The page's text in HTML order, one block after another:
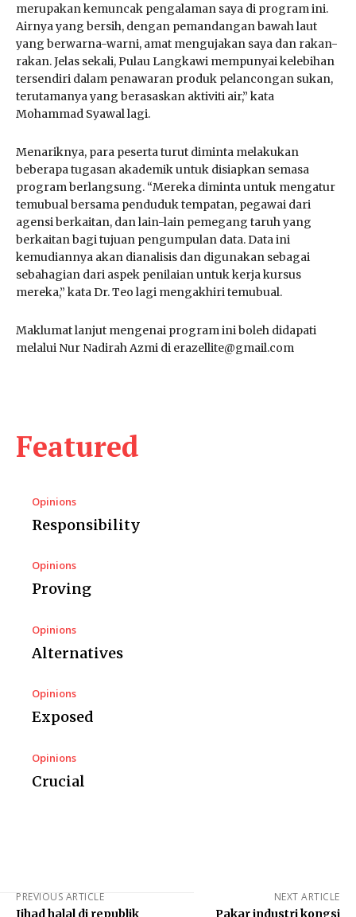
Featured
Opinions
Responsibility
Opinions
Proving
Opinions
Alternatives
Opinions
Exposed
Opinions
Crucial
merupakan kemuncak pengalaman saya di program ini.
Airnya yang bersih, dengan pemandangan bawah laut
yang berwarna-warni, amat mengujakan saya dan rakan-
rakan. Jelas sekali, Pulau Langkawi mempunyai kelebihan
tersendiri dalam penawaran produk pelancongan sukan,
terutamanya yang berasaskan aktiviti air,” kata
Mohammad Syawal lagi.
Menariknya, para peserta turut diminta melakukan
beberapa tugasan akademik untuk disiapkan semasa
program berlangsung. “Mereka diminta untuk mengatur
temubual bersama penduduk tempatan, pegawai dari
agensi berkaitan, dan lain-lain pemegang taruh yang
berkaitan bagi tujuan pengumpulan data. Data ini
kemudiannya akan dianalisis dan digunakan sebagai
sebahagian dari aspek penilaian untuk kerja kursus
mereka,” kata Dr. Teo lagi mengakhiri temubual.
Maklumat lanjut mengenai program ini boleh didapati
melalui Nur Nadirah Azmi di erazellite@gmail.com
PREVIOUS ARTICLE
Jihad halal di republik
NEXT ARTICLE
Pakar industri kongsi